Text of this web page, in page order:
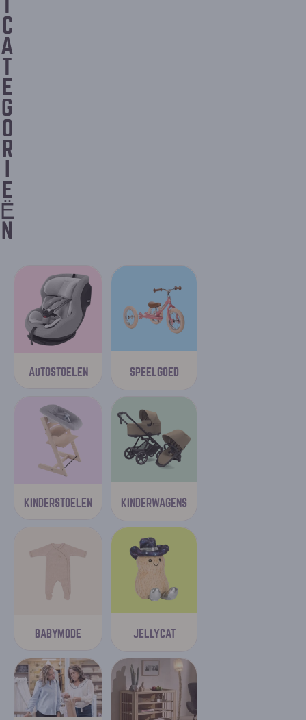
C
A
T
E
G
O
R
E
Ë
N
AUTOSTOELEN SPEELGOED
KINDERSTOELEN KINDERWAGENS
BABYMODE JELLYCAT